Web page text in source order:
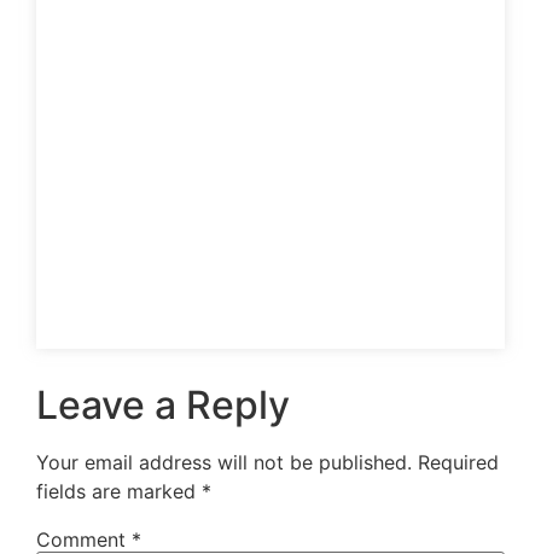
Leave a Reply
Your email address will not be published. Required
fields are marked *
Comment *